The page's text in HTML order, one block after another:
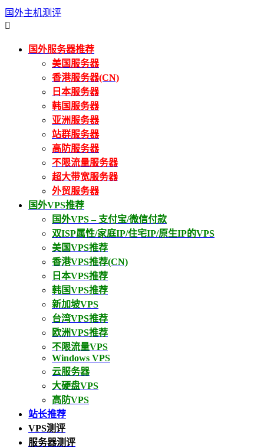
国外主机测评

国外服务器推荐
美国服务器
香港服务器(CN)
日本服务器
韩国服务器
亚洲服务器
站群服务器
高防服务器
不限流量服务器
超大带宽服务器
外贸服务器
国外VPS推荐
国外VPS – 支付宝/微信付款
双ISP属性/家庭IP/住宅IP/原生IP的VPS
美国VPS推荐
香港VPS推荐(CN)
日本VPS推荐
韩国VPS推荐
新加坡VPS
台湾VPS推荐
欧洲VPS推荐
不限流量VPS
Windows VPS
云服务器
大硬盘VPS
高防VPS
站长推荐
VPS测评
服务器测评